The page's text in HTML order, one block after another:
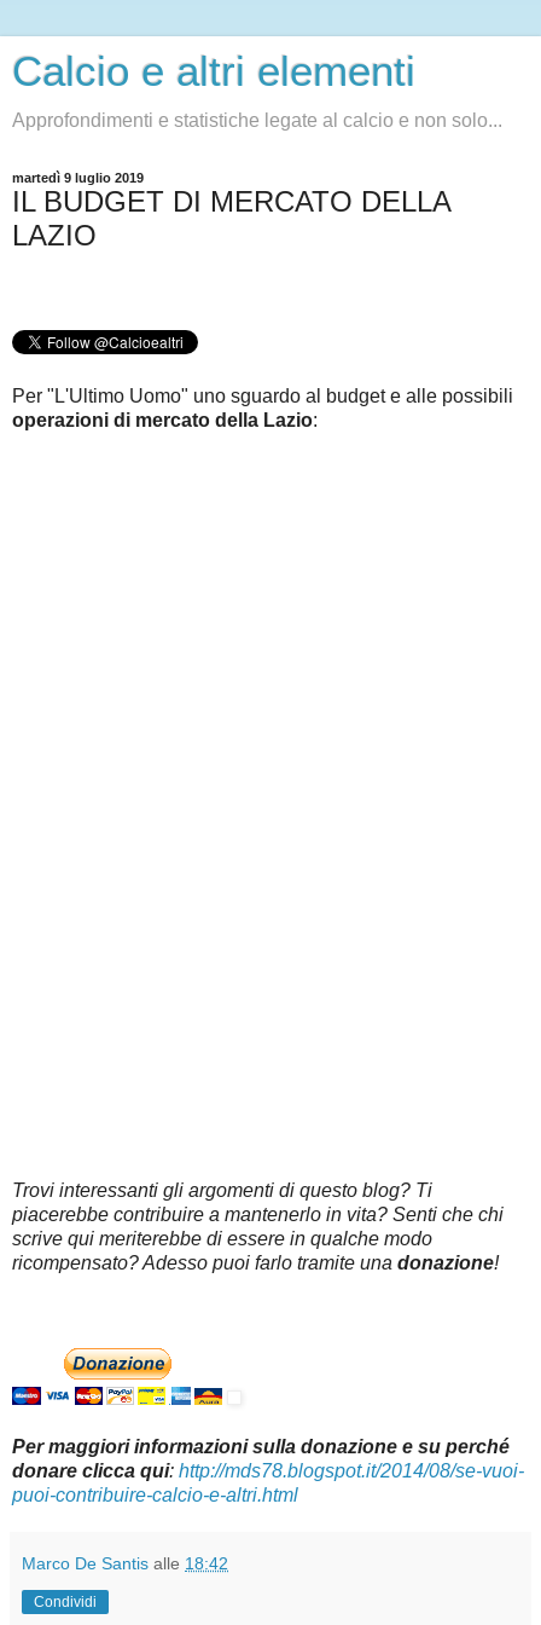
Calcio e altri elementi
Approfondimenti e statistiche legate al calcio e non solo...
martedì 9 luglio 2019
IL BUDGET DI MERCATO DELLA
LAZIO
Per "L'Ultimo Uomo" uno sguardo al budget e alle possibili
operazioni di mercato della Lazio:
Trovi interessanti gli argomenti di questo blog? Ti
piacerebbe contribuire a mantenerlo in vita? Senti che chi
scrive qui meriterebbe di essere in qualche modo
ricompensato? Adesso puoi farlo tramite una donazione!
Per maggiori informazioni sulla donazione e su perché
donare clicca qui: http://mds78.blogspot.it/2014/08/se-vuoi-
puoi-contribuire-calcio-e-altri.html
Marco De Santis alle 18:42
Condividi